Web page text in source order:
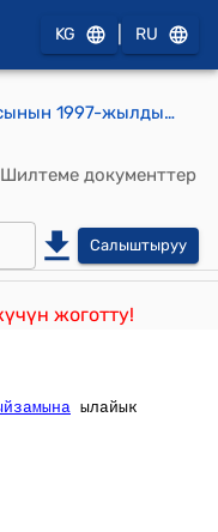
KG RU
Кыргыз Республикасынын 1997-жылдын 14-мартындагы № 14 "Кыргыз Республикасынын шайлоо жана референдум өткөрүү боюнча борбордук комиссиясы жөнүндө" Мыйзамы
Шилтеме документтер
Салыштыруу
жоготту!